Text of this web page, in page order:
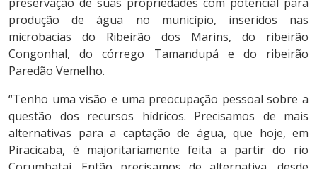
produção de água no município, inseridos nas
microbacias do Ribeirão dos Marins, do ribeirão
Congonhal, do córrego Tamandupá e do ribeirão
Paredão Vemelho.
“Tenho uma visão e uma preocupação pessoal sobre a
questão dos recursos hídricos. Precisamos de mais
alternativas para a captação de água, que hoje, em
Piracicaba, é majoritariamente feita a partir do rio